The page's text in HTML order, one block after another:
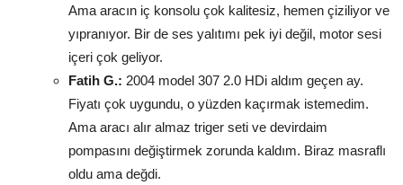
Ama aracın iç konsolu çok kalitesiz, hemen çiziliyor ve
yıpranıyor. Bir de ses yalıtımı pek iyi değil, motor sesi
içeri çok geliyor.
Fatih G.: 2004 model 307 2.0 HDi aldım geçen ay.
Fiyatı çok uygundu, o yüzden kaçırmak istemedim.
Ama aracı alır almaz triger seti ve devirdaim
pompasını değiştirmek zorunda kaldım. Biraz masraflı
oldu ama değdi.